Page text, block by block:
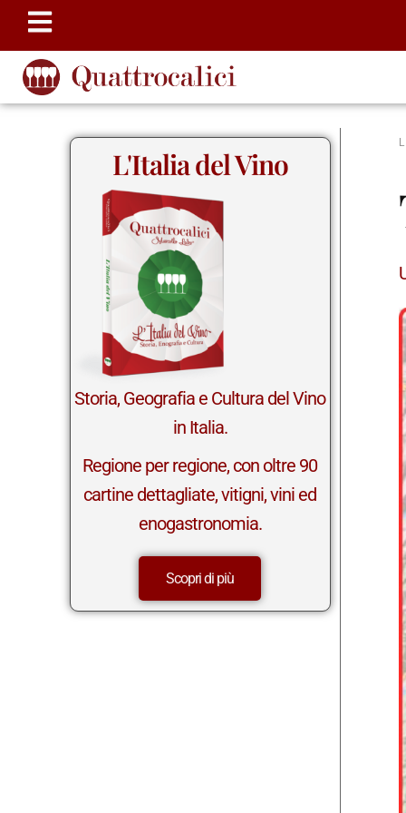
L'Italia del Vino
Storia, Geografia e Cultura del Vino
in Italia.
Regione per regione, con oltre 90
cartine dettagliate, vitigni, vini ed
enogastronomia.
Scopri di più